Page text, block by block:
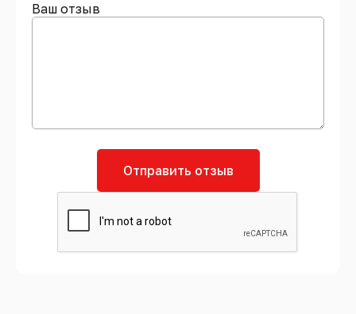
Ваш отзыв
Отправить отзыв